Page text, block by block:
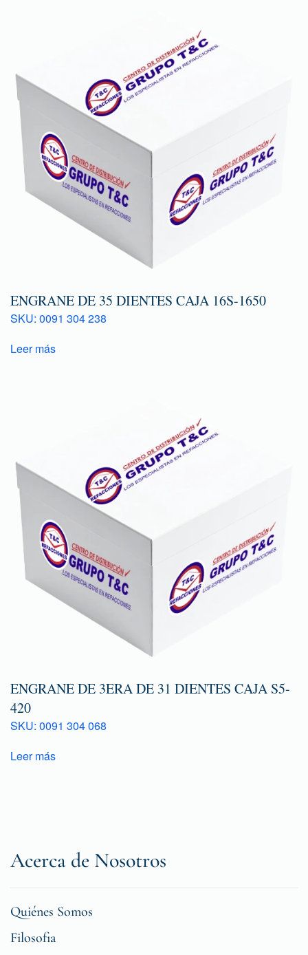
ENGRANE DE 35 DIENTES CAJA 16S-1650
SKU: 0091 304 238
Leer más
ENGRANE DE 3ERA DE 31 DIENTES CAJA S5-
420
SKU: 0091 304 068
Leer más
Acerca de Nosotros
Quiénes Somos
Filosofia